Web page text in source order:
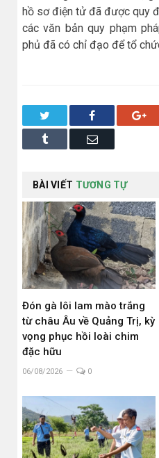
hồ sơ điện tử đã được quy
các văn bản quy phạm
phủ đã có chỉ đạo để tổ
Facebook
Tumblr Email
BÀI VIẾT TƯƠNG TỰ
Đón gà lôi lam mào trắng
từ châu Âu về Quảng Trị, kỳ
vọng phục hồi loài chim
đặc hữu
06/08/2026 0